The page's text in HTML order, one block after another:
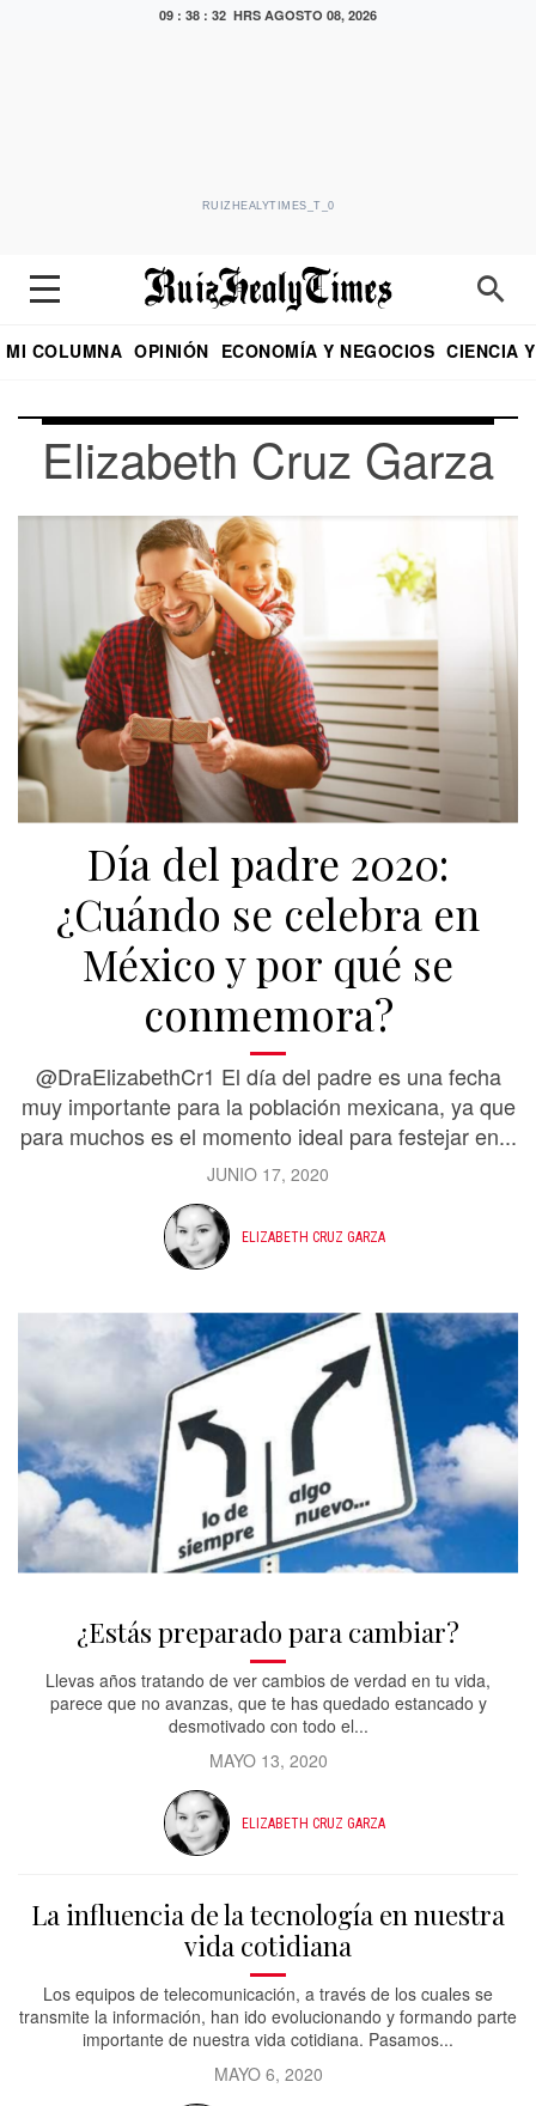
09 : 38 : 34 HRS AGOSTO 08, 2026
RUIZHEALYTIMES_T_0
MI COLUMNA OPINIÓN ECONOMÍA Y NEGOCIOS CIENCIA
Elizabeth Cruz Garza
Día del padre 2020:
¿Cuándo se celebra en
México y por qué se
conmemora?
@DraElizabethCr1 El día del padre es una fecha
muy importante para la población mexicana, ya que
para muchos es el momento ideal para festejar en...
JUNIO 17, 2020
ELIZABETH CRUZ GARZA
¿Estás preparado para cambiar?
Llevas años tratando de ver cambios de verdad en tu vida,
parece que no avanzas, que te has quedado estancado y
desmotivado con todo el...
MAYO 13, 2020
ELIZABETH CRUZ GARZA
La influencia de la tecnología en nuestra
vida cotidiana
Los equipos de telecomunicación, a través de los cuales se
transmite la información, han ido evolucionando y formando parte
importante de nuestra vida cotidiana. Pasamos...
MAYO 6, 2020